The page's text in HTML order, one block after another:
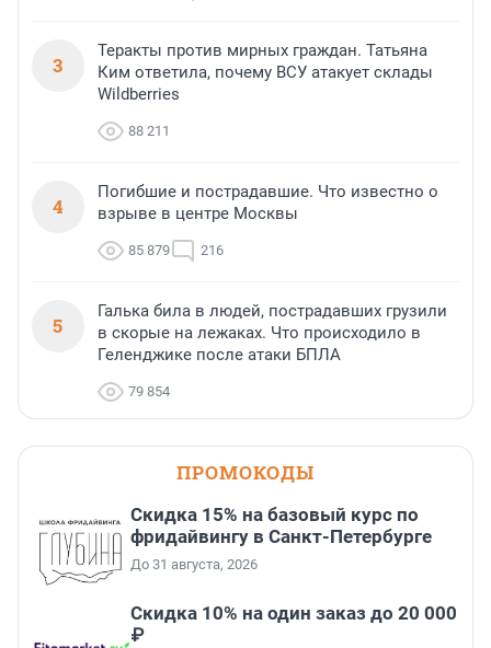
3
Теракты против мирных граждан. Татьяна
Ким ответила, почему ВСУ атакует склады
Wildberries
88 211
4
Погибшие и пострадавшие. Что известно о
взрыве в центре Москвы
85 879 216
5
Галька била в людей, пострадавших грузили
в скорые на лежаках. Что происходило в
Геленджике после атаки БПЛА
79 854
ПРОМОКОДЫ
Скидка 15% на базовый курс по
фридайвингу в Санкт-Петербурге
До 31 августа, 2026
Скидка 10% на один заказ до 20 000
₽